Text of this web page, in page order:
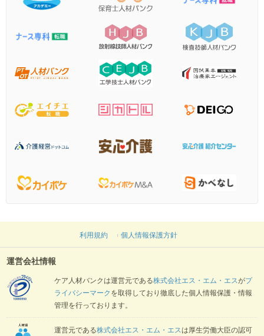
利用規約 個人情報保護方針
運営会社情報
ケア人材バンクは運営元である株式会社エス・エム・エスがプ
ライバシーマークを取得しており徹底した個人情報保護・情報
管理を行っております。
運営元である株式会社エス・エム・エスは厚生労働大臣の認可